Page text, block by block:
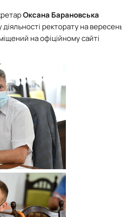
Оксана Барановська
ректорату на
на офіційному сайті